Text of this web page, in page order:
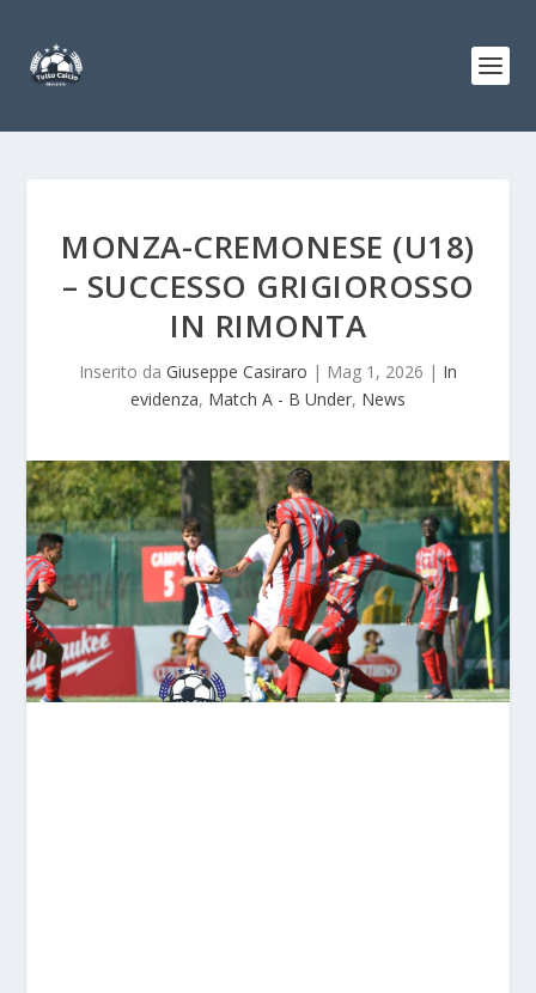
MONZA-CREMONESE (U18)
– SUCCESSO GRIGIOROSSO
IN RIMONTA
Inserito da Giuseppe Casiraro | Mag 1, 2026 | In
evidenza, Match A - B Under, News